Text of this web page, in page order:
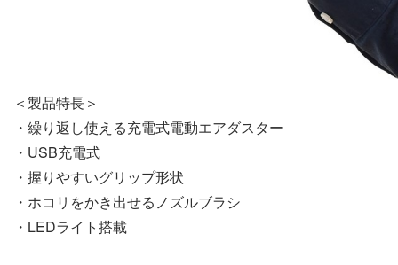
＜製品特長＞
・繰り返し使える充電式電動エアダスター
・USB充電式
・握りやすいグリップ形状
・ホコリをかき出せるノズルブラシ
・LEDライト搭載